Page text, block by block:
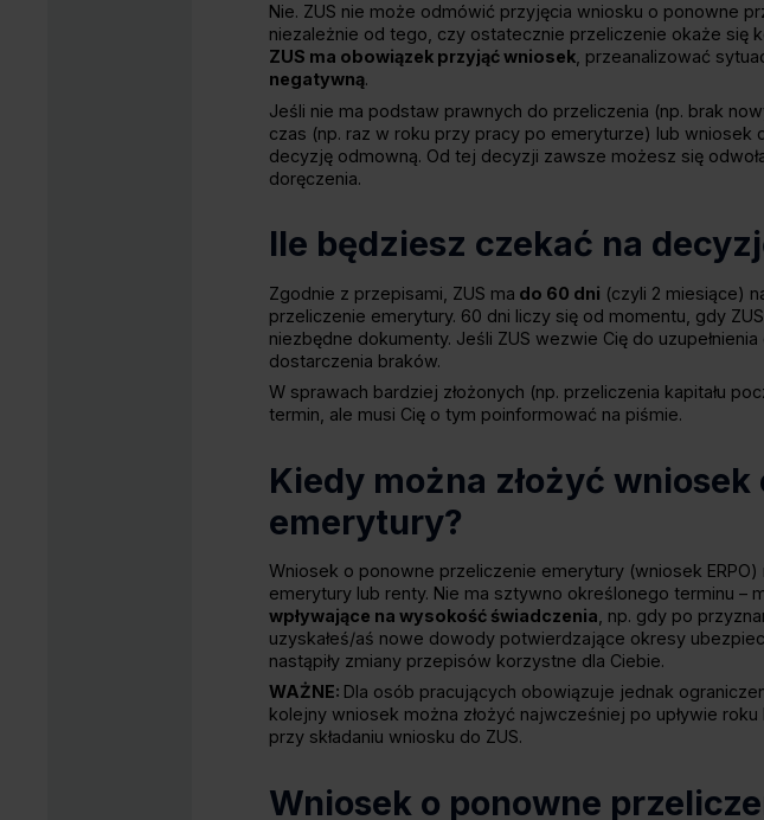
Nie. ZUS nie może odmówić przyjęcia wniosku o ponowne
niezależnie od tego, czy ostatecznie przeliczenie okaże się
ZUS ma obowiązek przyjąć wniosek, przeanalizować
negatywną.
Jeśli nie ma podstaw prawnych do przeliczenia (np. brak
czas (np. raz w roku przy pracy po emeryturze) lub
decyzję odmowną. Od tej decyzji zawsze możesz się
doręczenia.
Ile będziesz czekać na
Zgodnie z przepisami, ZUS ma do 60 dni (czyli 2 miesiące)
przeliczenie emerytury. 60 dni liczy się od momentu, gdy
niezbędne dokumenty. Jeśli ZUS wezwie Cię do
dostarczenia braków.
W sprawach bardziej złożonych (np. przeliczenia kapitału
termin, ale musi Cię o tym poinformować na piśmie.
Kiedy można złożyć
emerytury?
Wniosek o ponowne przeliczenie emerytury (wniosek
emerytury lub renty. Nie ma sztywno określonego terminu –
wpływające na wysokość świadczenia , np. gdy po
uzyskałeś/aś nowe dowody potwierdzające okresy
nastąpiły zmiany przepisów korzystne dla Ciebie.
WAŻNE: Dla osób pracujących obowiązuje jednak
kolejny wniosek można złożyć najwcześniej po upływie
przy składaniu wniosku do ZUS.
Wniosek o ponowne